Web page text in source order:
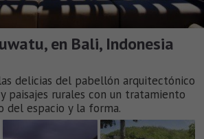
en Bali, Indonesia
delicias del pabellón arquitectónico
paisajes rurales con un tratamiento
del espacio y la forma.